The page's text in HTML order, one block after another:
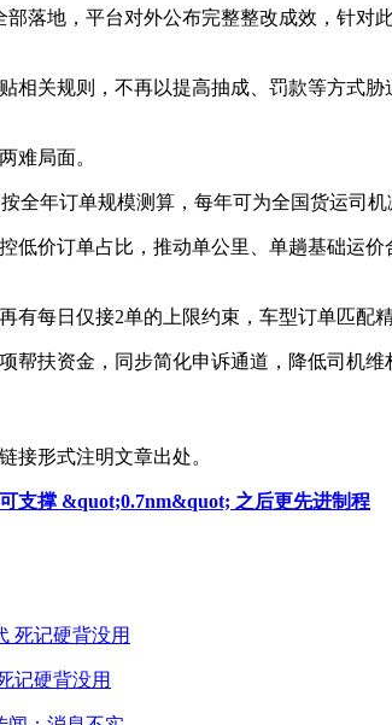
落地，平台对外公布完整整改成效，针
相关规则，不再以提高抽成、罚款等方式
难局面。
全年订单规模测算，每年可为全国货运司
低价订单占比，推动单公里、单趟基础运
每日仅接2单的上限约束，车型订单匹配
帮扶资金，同步简化申诉通道，降低司机维
接形式注明文章出处。
支撑 &quot;0.7nm&quot; 之后更先进制程
记硬背没用